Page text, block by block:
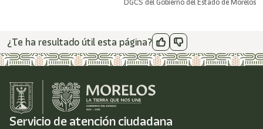
DGCS del Gobierno del Estado de Morelos
¿Te ha resultado útil esta página?
Servicio de atención ciudadana